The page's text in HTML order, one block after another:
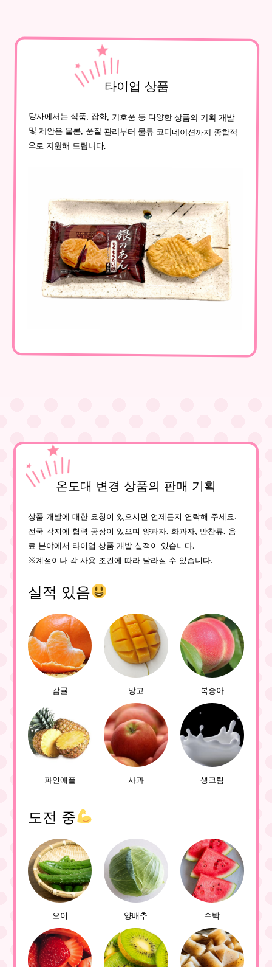
타이업 상품
당사에서는 식품, 잡화, 기호품 등 다양한 상품의 기획 개발
및 제안은 물론, 품질 관리부터 물류 코디네이션까지 종합적
으로 지원해 드립니다.
온도대 변경 상품의 판매 기획
상품 개발에 대한 요청이 있으시면 언제든지 연락해 주세요.
전국 각지에 협력 공장이 있으며 양과자, 화과자, 반찬류, 음
료 분야에서 타이업 상품 개발 실적이 있습니다.
※계절이나 각 사용 조건에 따라 달라질 수 있습니다.
실적 있음
감귤 망고 복숭아
파인애플 사과 생크림
도전 중
오이 양배추 수박